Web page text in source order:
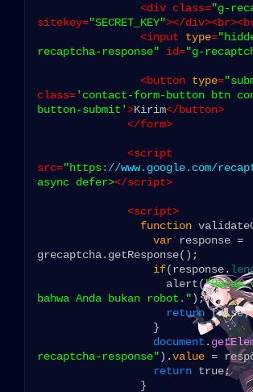
<div class="g-
sitekey="SECRET_KEY"></div><br>
<input type=
recaptcha-response" id="g-
<button type=
class='contact-form-button btn
button-submit'>Kirim</button>
</form>
<script
src="https: //www.google.com/
async defer></script>
<script>
function
var response =
grecaptcha.getResponse();
if(response.
                    alert(
bahwa Anda bukan robot.");
return false;
document .
recaptcha-response").value =
return true;